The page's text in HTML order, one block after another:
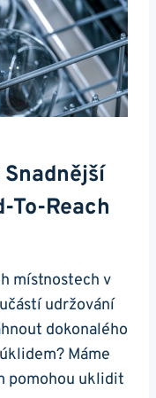
To-Reach
místnostech v
udržování
dokonalého
Máme
pomohou uklidit